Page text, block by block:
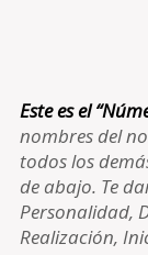
Este es el
nombres del
todos los
de abajo. Te
Personalidad,
Realización,